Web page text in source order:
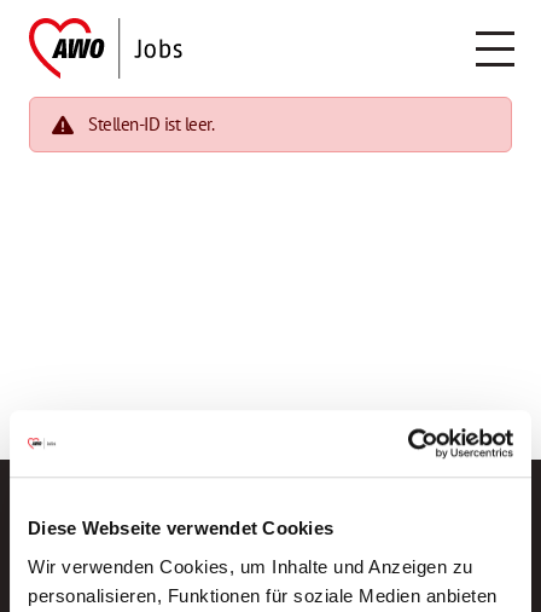
Diese Webseite verwendet Cookies
Wir verwenden Cookies, um Inhalte und Anzeigen zu
personalisieren, Funktionen für soziale Medien anbieten
Stellen-ID ist leer.
Neue Stellen per E-Mail.